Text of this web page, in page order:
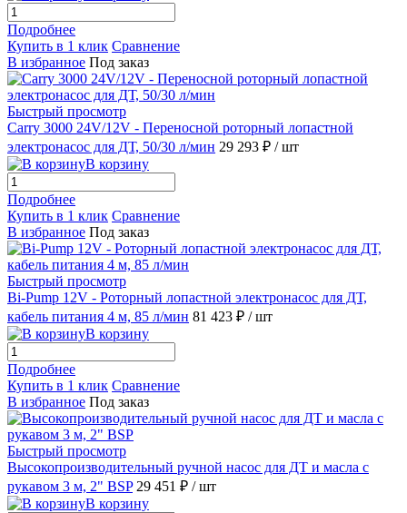
Подробнее
Купить в 1 клик Сравнение
В избранное Под заказ
Быстрый просмотр
Carry 3000 24V/12V - Переносной роторный лопастной
электронасос для ДТ, 50/30 л/мин 29 293 ₽ / шт
В корзину
Подробнее
Купить в 1 клик Сравнение
В избранное Под заказ
Быстрый просмотр
Bi-Pump 12V - Роторный лопастной электронасос для ДТ,
кабель питания 4 м, 85 л/мин 81 423 ₽ / шт
В корзину
Подробнее
Купить в 1 клик Сравнение
В избранное Под заказ
Быстрый просмотр
Высокопроизводительный ручной насос для ДТ и масла с
рукавом 3 м, 2" BSP 29 451 ₽ / шт
В корзину